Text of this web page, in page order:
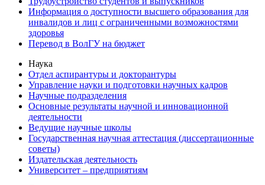
Информация о доступности высшего образования для
инвалидов и лиц с ограниченными возможностями
здоровья
Перевод в ВолГУ на бюджет
Наука
Отдел аспирантуры и докторантуры
Управление науки и подготовки научных кадров
Научные подразделения
Основные результаты научной и инновационной
деятельности
Ведущие научные школы
Государственная научная аттестация (диссертационные
советы)
Издательская деятельность
Университет – предприятиям